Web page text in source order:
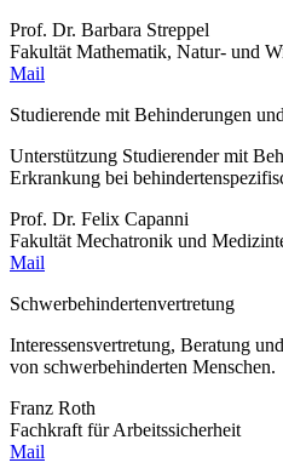
Prof. Dr. Barbara Streppel
Fakultät Mathematik, Natur- und
Mail
Studierende mit Behinderungen
Unterstützung Studierender mit
Erkrankung bei
Prof. Dr. Felix Capanni
Fakultät Mechatronik und
Mail
Schwerbehindertenvertretung
Interessensvertretung, Beratung
von schwerbehinderten Menschen.
Franz Roth
Fachkraft für Arbeitssicherheit
Mail